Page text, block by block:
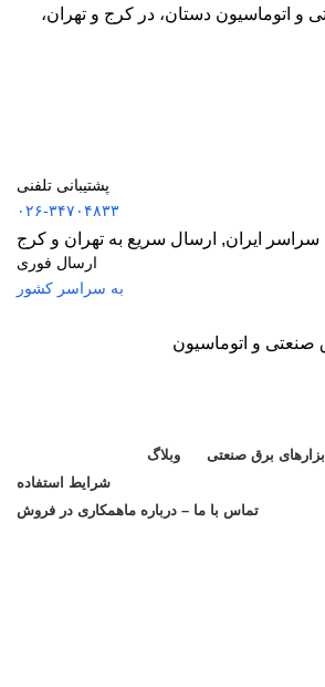
پشتیبانی تلفنی
۰۲۶-۳۴۷۰۴۸۳۳
ارسال فوری
به سراسر کشور
ابزارهای برق صنعتی
وبلاگ
شرایط استفاده
تماس با ما – درباره ماهمکاری در فروش